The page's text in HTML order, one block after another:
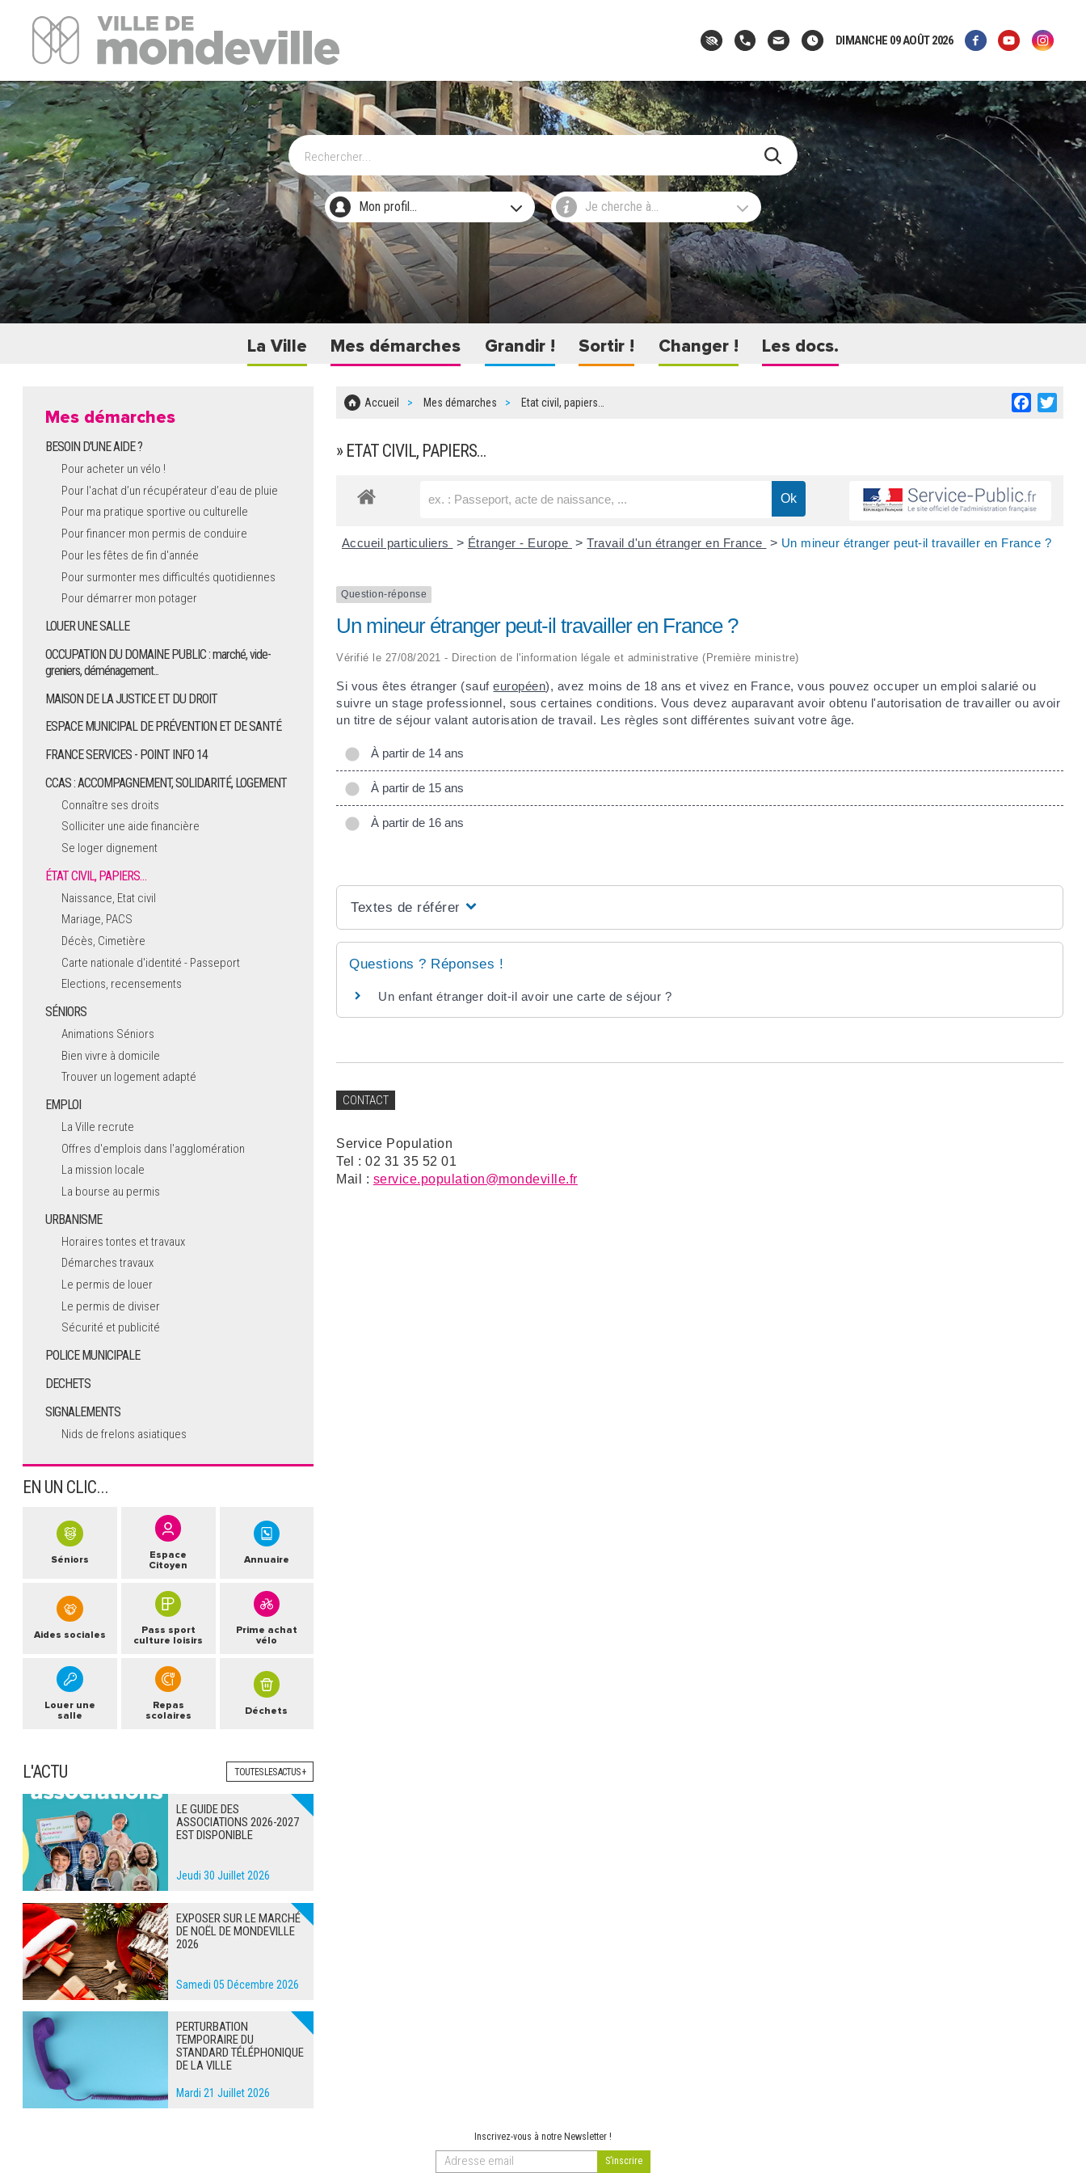
Site Officiel de la ville de Mondeville
DIMANCHE 09 AOÛT 2026
Mon profil... Je cherche à...
La Ville Mes démarches Grandir ! Sortir ! Changer ! Les docs.
Facebook
Accueil Mes démarches Etat civil, papiers…
» ETAT CIVIL, PAPIERS…
Accueil particuliers > Étranger - Europe > Travail d'un étranger en France > Un mineur étranger peut-il travailler en France ?
Question-réponse
Un mineur étranger peut-il travailler en France ?
Vérifié le 27/08/2021 - Direction de l'information légale et administrative (Première ministre)
Si vous êtes étranger (saufeuropéen), avez moins de 18 ans et vivez en France, vous pouvez occuper un emploi salarié ou
suivre un stage professionnel, sous certaines conditions. Vous devez auparavant avoir obtenu l'autorisation de travailler ou avoir
un titre de séjour valant autorisation de travail. Les règles sont différentes suivant votre âge.
À partir de 14 ans
À partir de 15 ans
À partir de 16 ans
Textes de référence
Questions ? Réponses !
Un enfant étranger doit-il avoir une carte de séjour ?
CONTACT
Service Population
Tel : 02 31 35 52 01
Mail : service.population@mondeville.fr
Mes démarches
BESOIN D'UNE AIDE ?
Pour acheter un vélo !
Pour l'achat d’un récupérateur d’eau de pluie
Pour ma pratique sportive ou culturelle
Pour financer mon permis de conduire
Pour les fêtes de fin d'année
Pour surmonter mes difficultés quotidiennes
Pour démarrer mon potager
LOUER UNE SALLE
OCCUPATION DU DOMAINE PUBLIC : marché, vide-
greniers, déménagement...
MAISON DE LA JUSTICE ET DU DROIT
ESPACE MUNICIPAL DE PRÉVENTION ET DE SANTÉ
FRANCE SERVICES - POINT INFO 14
CCAS : ACCOMPAGNEMENT, SOLIDARITÉ, LOGEMENT
Connaître ses droits
Solliciter une aide financière
Se loger dignement
ÉTAT CIVIL, PAPIERS…
Naissance, Etat civil
Mariage, PACS
Décès, Cimetière
Carte nationale d'identité - Passeport
Elections, recensements
SÉNIORS
Animations Séniors
Bien vivre à domicile
Trouver un logement adapté
EMPLOI
La Ville recrute
Offres d'emplois dans l'agglomération
La mission locale
La bourse au permis
URBANISME
Horaires tontes et travaux
Démarches travaux
Le permis de louer
Le permis de diviser
Sécurité et publicité
POLICE MUNICIPALE
DECHETS
SIGNALEMENTS
Nids de frelons asiatiques
EN UN CLIC...
Séniors
Espace
Citoyen
Annuaire
Aides sociales
Pass sport
culture loisirs
Prime achat
vélo
Louer une
salle
Repas
scolaires
Déchets
L'ACTU TOUTES LES ACTUS +
LE GUIDE DES
ASSOCIATIONS 2026-2027
EST DISPONIBLE
Jeudi 30 Juillet 2026
EXPOSER SUR LE MARCHÉ
DE NOËL DE MONDEVILLE
2026
Samedi 05 Décembre 2026
PERTURBATION
TEMPORAIRE DU
STANDARD TÉLÉPHONIQUE
DE LA VILLE
Mardi 21 Juillet 2026
Inscrivez-vous à notre Newsletter !